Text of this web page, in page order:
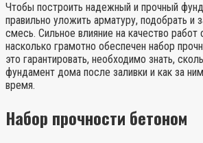
Чтобы построить надежный и прочный
правильно уложить арматуру, подобрать и
смесь. Сильное влияние на качество работ
насколько грамотно обеспечен набор
это гарантировать, необходимо знать,
фундамент дома после заливки и как за
время.
Набор прочности бетоном